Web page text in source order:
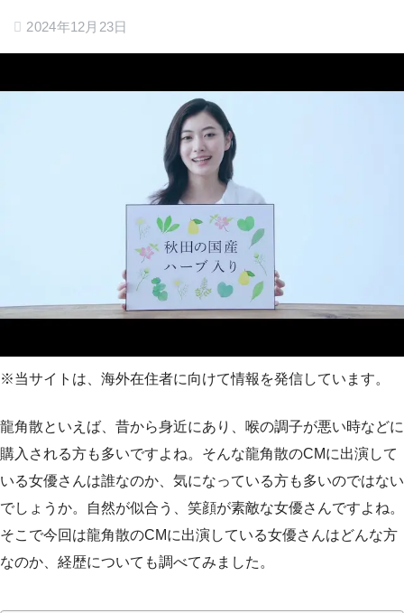
2024年12月23日
※当サイトは、海外在住者に向けて情報を発信しています。
龍角散といえば、昔から身近にあり、喉の調子が悪い時などに
購入される方も多いですよね。そんな龍角散のCMに出演して
いる女優さんは誰なのか、気になっている方も多いのではない
でしょうか。自然が似合う、笑顔が素敵な女優さんですよね。
そこで今回は龍角散のCMに出演している女優さんはどんな方
なのか、経歴についても調べてみました。